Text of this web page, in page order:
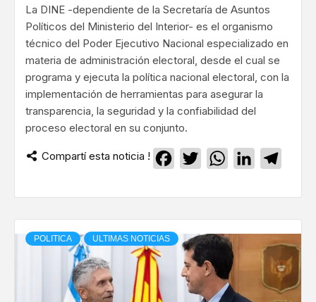
La DINE -dependiente de la Secretaría de Asuntos
Políticos del Ministerio del Interior- es el organismo
técnico del Poder Ejecutivo Nacional especializado en
materia de administración electoral, desde el cual se
programa y ejecuta la política nacional electoral, con la
implementación de herramientas para asegurar la
transparencia, la seguridad y la confiabilidad del
proceso electoral en su conjunto.
Compartí esta noticia ! Facebook
TwitterWhatsApp
LinkedIn
POLITICA ULTIMAS NOTICIAS